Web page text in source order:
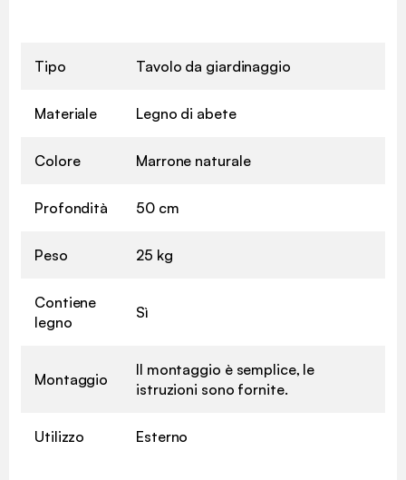
Tipo Tavolo da giardinaggio
Materiale Legno di abete
Colore Marrone naturale
Profondità 50 cm
Peso 25 kg
Contiene
legno
Sì
Montaggio
Il montaggio è semplice, le
istruzioni sono fornite.
Utilizzo Esterno